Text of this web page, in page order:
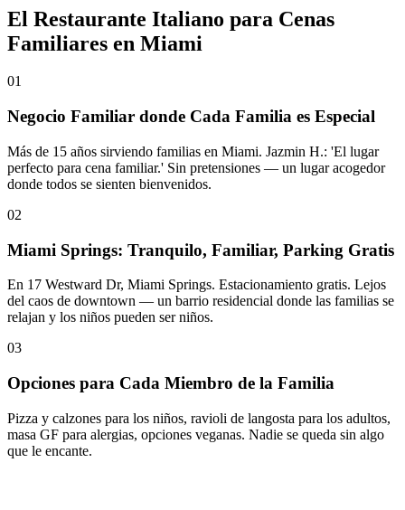
El Restaurante Italiano para Cenas
Familiares en Miami
01
Negocio Familiar donde Cada Familia es Especial
Más de 15 años sirviendo familias en Miami. Jazmin H.: 'El lugar
perfecto para cena familiar.' Sin pretensiones — un lugar acogedor
donde todos se sienten bienvenidos.
02
Miami Springs: Tranquilo, Familiar, Parking Gratis
En 17 Westward Dr, Miami Springs. Estacionamiento gratis. Lejos
del caos de downtown — un barrio residencial donde las familias se
relajan y los niños pueden ser niños.
03
Opciones para Cada Miembro de la Familia
Pizza y calzones para los niños, ravioli de langosta para los adultos,
masa GF para alergias, opciones veganas. Nadie se queda sin algo
que le encante.